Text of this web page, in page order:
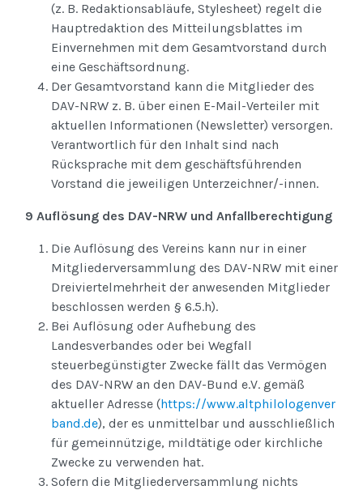
(z. B. Redaktionsabläufe, Stylesheet) regelt die
Hauptredaktion des Mitteilungsblattes im
Einvernehmen mit dem Gesamtvorstand durch
eine Geschäftsordnung.
Der Gesamtvorstand kann die Mitglieder des
DAV-NRW z. B. über einen E-Mail-Verteiler mit
aktuellen Informationen (Newsletter) versorgen.
Verantwortlich für den Inhalt sind nach
Rücksprache mit dem geschäftsführenden
Vorstand die jeweiligen Unterzeichner/-innen.
9 Auflösung des DAV-NRW und Anfallberechtigung
Die Auflösung des Vereins kann nur in einer
Mitgliederversammlung des DAV-NRW mit einer
Dreiviertelmehrheit der anwesenden Mitglieder
beschlossen werden § 6.5.h).
Bei Auflösung oder Aufhebung des
Landesverbandes oder bei Wegfall
steuerbegünstigter Zwecke fällt das Vermögen
des DAV-NRW an den DAV-Bund e.V. gemäß
aktueller Adresse (https://www.altphilologenver
band.de), der es unmittelbar und ausschließlich
für gemeinnützige, mildtätige oder kirchliche
Zwecke zu verwenden hat.
Sofern die Mitgliederversammlung nichts